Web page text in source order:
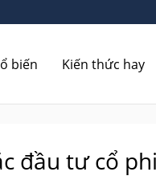
biến Kiến thức hay
đầu tư cổ